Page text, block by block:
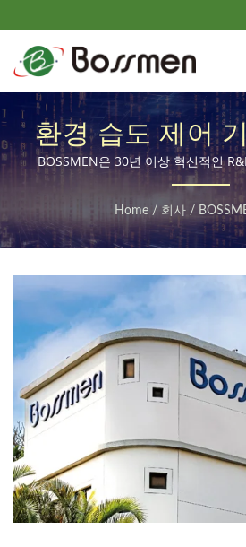
환경 습도 제어
폭넓은 경험을
니다.
BOSSMEN은 30년 이상 혁신적인
제공해왔습니다.
Home / 회사 /